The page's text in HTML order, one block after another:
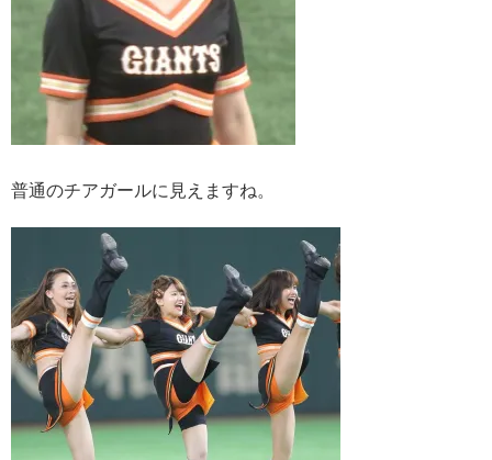
普通のチアガールに見えますね。